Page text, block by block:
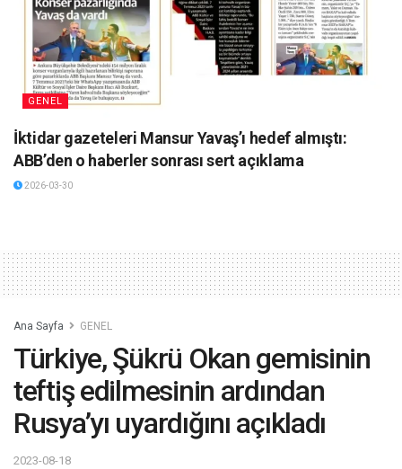
GENEL
İktidar gazeteleri Mansur Yavaş’ı hedef almıştı:
ABB’den o haberler sonrası sert açıklama
2026-03-30
Ana Sayfa GENEL
Türkiye, Şükrü Okan gemisinin
teftiş edilmesinin ardından
Rusya’yı uyardığını açıkladı
2023-08-18